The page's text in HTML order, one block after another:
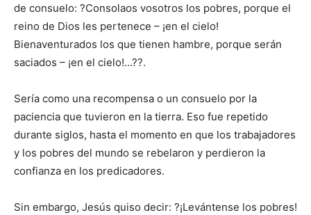
de consuelo: ?Consolaos vosotros los pobres, porque el
reino de Dios les pertenece – ¡en el cielo!
Bienaventurados los que tienen hambre, porque serán
saciados – ¡en el cielo!…??.
Sería como una recompensa o un consuelo por la
paciencia que tuvieron en la tierra. Eso fue repetido
durante siglos, hasta el momento en que los trabajadores
y los pobres del mundo se rebelaron y perdieron la
confianza en los predicadores.
Sin embargo, Jesús quiso decir: ?¡Levántense los pobres!